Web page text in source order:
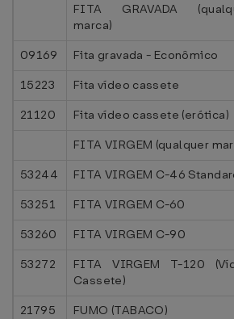
FITA GRAVADA
marca)
09169
Fita gravada - Econômico
15223
Fita vídeo cassete
21120
Fita vídeo cassete (erótica)
FITA VIRGEM (qualquer
53244
FITA VIRGEM C-46
53251
FITA VIRGEM C-60
53260
FITA VIRGEM C-90
53272
FITA VIRGEM T-120
Cassete)
21795
FUMO (TABACO)